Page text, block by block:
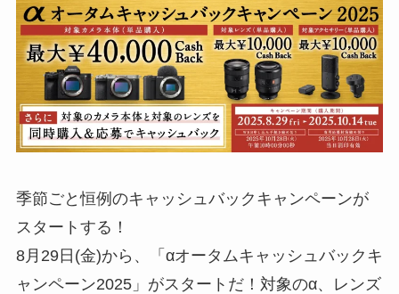
季節ごと恒例のキャッシュバックキャンペーンが
スタートする！
8月29日(金)から、「αオータムキャッシュバックキ
ャンペーン2025」がスタートだ！対象のα、レンズ